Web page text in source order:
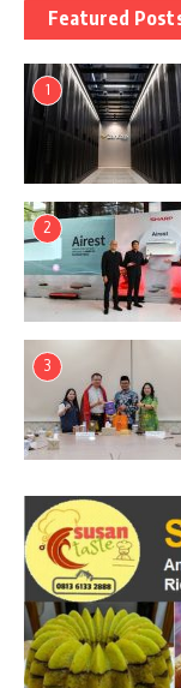
Featured
1
2
3